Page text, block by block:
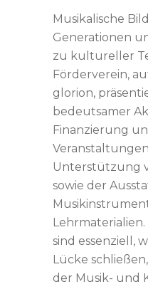
Musikalische
Generationen
zu kultureller
Förderverein,
glorion,
bedeutsamer
Finanzierung
Unterstützung
sowie der
sind essenziell,
Lücke
der Musik- und